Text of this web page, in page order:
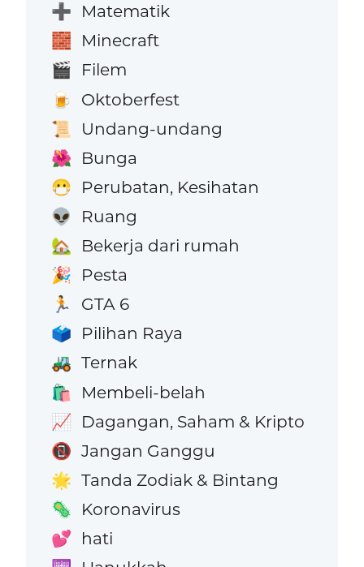
➕ Matematik
🧱 Minecraft
🎬 Filem
🍺 Oktoberfest
📜 Undang-undang
🌺 Bunga
😷 Perubatan, Kesihatan
👽 Ruang
🏡 Bekerja dari rumah
🎉 Pesta
🏃 GTA 6
🗳️ Pilihan Raya
🚜 Ternak
🛍️ Membeli-belah
📈 Dagangan, Saham & Kripto
📵 Jangan Ganggu
🌟 Tanda Zodiak & Bintang
🦠 Koronavirus
💕 hati